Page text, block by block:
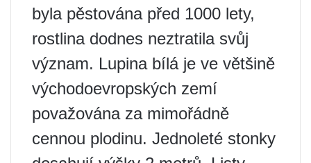
byla pěstována před 1000 lety,
rostlina dodnes neztratila svůj
význam. Lupina bílá je ve většině
východoevropských zemí
považována za mimořádně
cennou plodinu. Jednoleté stonky